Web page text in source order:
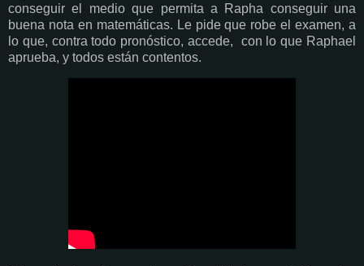
conseguir el medio que permita a Rapha conseguir una
buena nota en matemáticas. Le pide que robe el examen, a
lo que, contra todo pronóstico, accede, con lo que Raphael
aprueba, y todos están contentos.